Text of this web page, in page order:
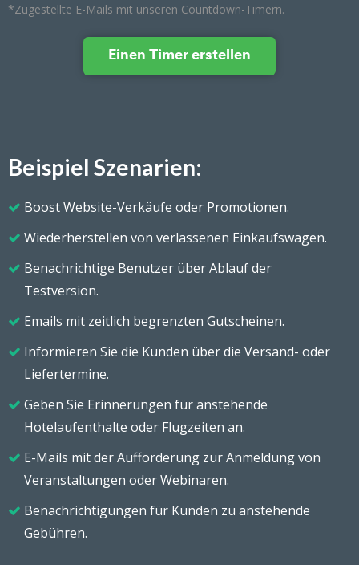
*Zugestellte E-Mails mit unseren Countdown-Timern.
Einen Timer erstellen
Beispiel Szenarien:
Boost Website-Verkäufe oder Promotionen.
Wiederherstellen von verlassenen Einkaufswagen.
Benachrichtige Benutzer über Ablauf der
Testversion.
Emails mit zeitlich begrenzten Gutscheinen.
Informieren Sie die Kunden über die Versand- oder
Liefertermine.
Geben Sie Erinnerungen für anstehende
Hotelaufenthalte oder Flugzeiten an.
E-Mails mit der Aufforderung zur Anmeldung von
Veranstaltungen oder Webinaren.
Benachrichtigungen für Kunden zu anstehende
Gebühren.